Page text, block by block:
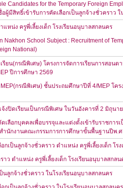
Candidates for the Temporary Foreign
ผู้มีสิทธิ์เข้ารับการคัดเลือกเป็นลูกจ้างชั่วคราว
หน่ง ครูพี่เลี้ยงเด็ก โรงเรียนอนุบาลสกลนคร
Nakhon School Subject : Recruitment of
National)
รียน(กรณีพิเศษ) โครงการจัดการเรียนการสอน
ปีการศึกษา 2569
กรณีพิเศษ) ชั้นประถมศึกษาปีที่ 4/MEP โค
งปิดเรียนเป็นกรณีพิเศษ ในวันอังคารที่ 2 มิถุนา
เลือกบุคคลเพื่อบรรจุและแต่งตั้งเข้ารับราชก
ำนักงานคณะกรรมการการศึกษาขั้นพื้นฐานปีพ.ศ
กเป็นลูกจ้างชั่วคราว ตำแหน่ง ครูพี่เลี้ยงเด็ก โร
ว ตำแหน่ง ครูพี่เลี้ยงเด็ก โรงเรียนอนุบาลสกลน
นลูกจ้างชั่วคราว ในโรงเรียนอนุบาลสกลนคร